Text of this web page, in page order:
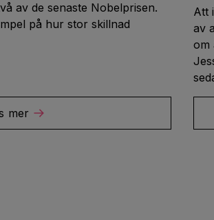
av de senaste Nobelprisen.
på hur stor skillnad
mer
Att
av
om